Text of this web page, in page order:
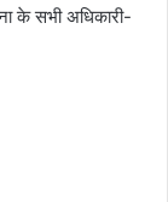
के सभी अधिकारी-